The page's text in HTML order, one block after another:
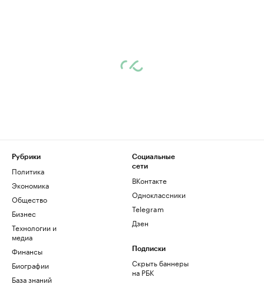
Рубрики
Политика
Экономика
Общество
Бизнес
Технологии и
медиа
Финансы
Биографии
База знаний
Социальные
сети
ВКонтакте
Одноклассники
Telegram
Дзен
Подписки
Скрыть баннеры
на РБК